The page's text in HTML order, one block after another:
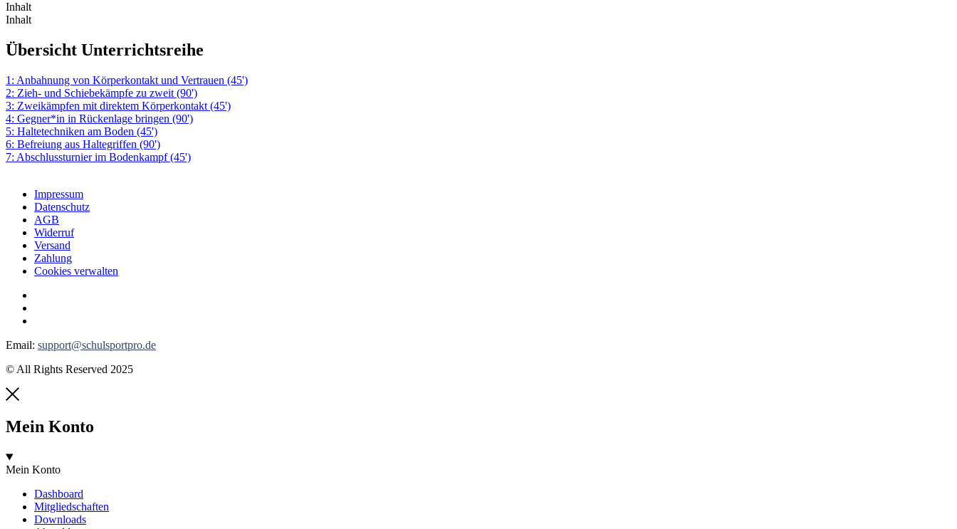
Inhalt
Inhalt
Übersicht Unterrichtsreihe
1: Anbahnung von Körperkontakt und Vertrauen (45')
2: Zieh- und Schiebekämpfe zu zweit (90')
3: Zweikämpfen mit direktem Körperkontakt (45')
4: Gegner*in in Rückenlage bringen (90')
5: Haltetechniken am Boden (45')
6: Befreiung aus Haltegriffen (90')
7: Abschlussturnier im Bodenkampf (45')
Impressum
Datenschutz
AGB
Widerruf
Versand
Zahlung
Cookies verwalten
Email: support@schulsportpro.de
© All Rights Reserved 2025
Mein Konto
Mein Konto
Dashboard
Mitgliedschaften
Downloads